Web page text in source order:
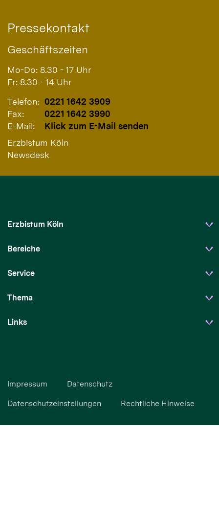
Pressekontakt
Geschäftszeiten
Mo-Do: 8.30 - 17 Uhr
Fr: 8.30 - 14 Uhr
Telefon: 0221 1642 3909
Fax:
0221 1642 3990
E-Mail:
Klick zum E-Mail senden
Erzbistum Köln
Newsdesk
Erzbistum Köln
Bereiche
Service
Thema
Links
Impressum Datenschutz
Datenschutzeinstellungen Rechtliche Hinweise